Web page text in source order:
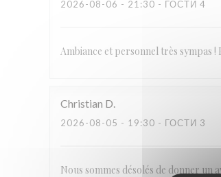
2026-08-06 - 21:30 - ГОСТИ 4
Ambiance et personnel très sympas !
Christian D
2026-08-05 - 19:30 - ГОСТИ 3
Nous sommes désolés de donner un